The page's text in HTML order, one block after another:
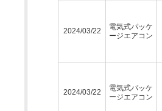
2024/03/22
電気式パッケ
ージエアコン
2024/03/22
電気式パッケ
ージエアコン